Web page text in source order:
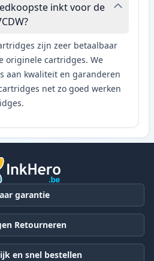
inkt voor de
zijn zeer betaalbaar
originele cartridges. We
aan kwaliteit en garanderen
net zo goed werken
garantie
Retourneren
en snel bestellen